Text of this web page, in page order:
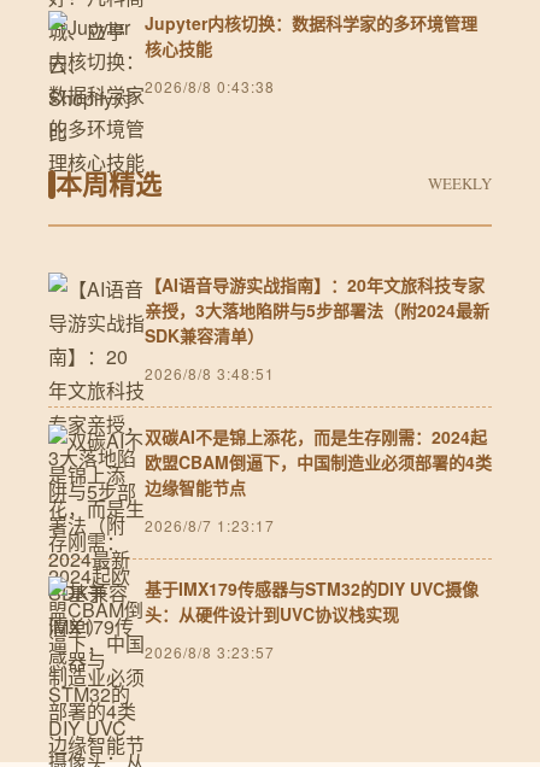
Jupyter内核切换：数据科学家的多环境管理
核心技能
2026/8/8 0:43:38
本周精选 WEEKLY
【AI语音导游实战指南】：20年文旅科技专家
亲授，3大落地陷阱与5步部署法（附2024最新
SDK兼容清单）
2026/8/8 3:48:51
双碳AI不是锦上添花，而是生存刚需：2024起
欧盟CBAM倒逼下，中国制造业必须部署的4类
边缘智能节点
2026/8/7 1:23:17
基于IMX179传感器与STM32的DIY UVC摄像
头：从硬件设计到UVC协议栈实现
2026/8/8 3:23:57